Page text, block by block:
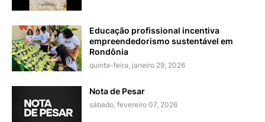
Educação profissional incentiva
empreendedorismo sustentável em
Rondônia
quinta-feira, janeiro 29, 2026
Nota de Pesar
sábado, fevereiro 07, 2026